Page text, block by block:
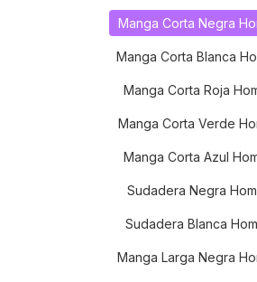
Manga Corta Negra
Manga Corta Blanca
Manga Corta Roja
Manga Corta Verde
Manga Corta Azul
Sudadera Negra
Sudadera Blanca
Manga Larga Negra